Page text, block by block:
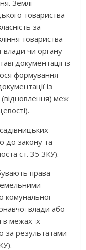
Землі
товариства
за
товариства
влади чи органу
документації із
формування
із
меж
до закону та
ст. 35 ЗКУ).
права
комунальної
влади або
в межах їх
за результатами